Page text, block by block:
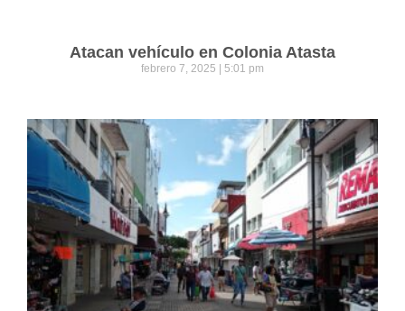
Atacan vehículo en Colonia Atasta
febrero 7, 2025 5:01 pm